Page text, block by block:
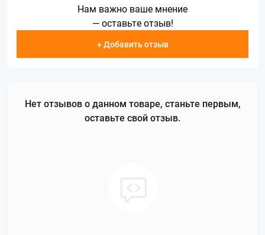
Нам важно ваше мнение
— оставьте отзыв!
+ Добавить отзыв
Нет отзывов о данном товаре, станьте первым,
оставьте свой отзыв.